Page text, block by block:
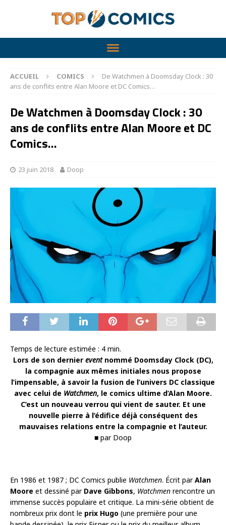
ACCUEIL COMICS
De Watchmen à Doomsday Clock : 30
ans de conflits entre Alan Moore et DC Comics…
De Watchmen à Doomsday Clock : 30
ans de conflits entre Alan Moore et DC
Comics…
23 juin 2018 Doop
Temps de lecture estimée : 4 min.
Lors de son dernier eventnommé Doomsday Clock (DC),
la compagnie aux mêmes initiales nous propose
l’impensable, à savoir la fusion de l’univers DC classique
avec celui de Watchmen, le comics ultime d’Alan Moore.
C’est un nouveau verrou qui vient de sauter. Et une
nouvelle pierre à l’édifice déjà conséquent des
mauvaises relations entre la compagnie et l’auteur.
■ par Doop
En 1986 et 1987 ; DC Comics publie Watchmen. Écrit parAlan
Moore et dessiné par Dave Gibbons, Watchmen rencontre un
immense succès populaire et critique. La mini-série obtient de
nombreux prix dont le prix Hugo (une première pour une